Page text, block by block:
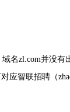
名zl.com并没有
应智联招聘（